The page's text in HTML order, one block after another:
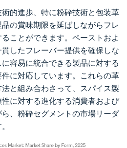
的進歩、特に粉砕技術と包装革
の賞味期限を延ばしながらフレ
ことができます。ペーストおよ
したフレーバー提供を確保しな
容易に統合できる製品に対する
に対応しています。これらの革
と組み合わさって、スパイス製
に対する進化する消費者および
、粉砕セグメントの市場リーダ